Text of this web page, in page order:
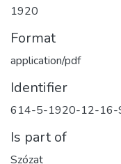
1920
Format
application/pdf
Identifier
614-5-1920-12-16-
Is part of
Szózat